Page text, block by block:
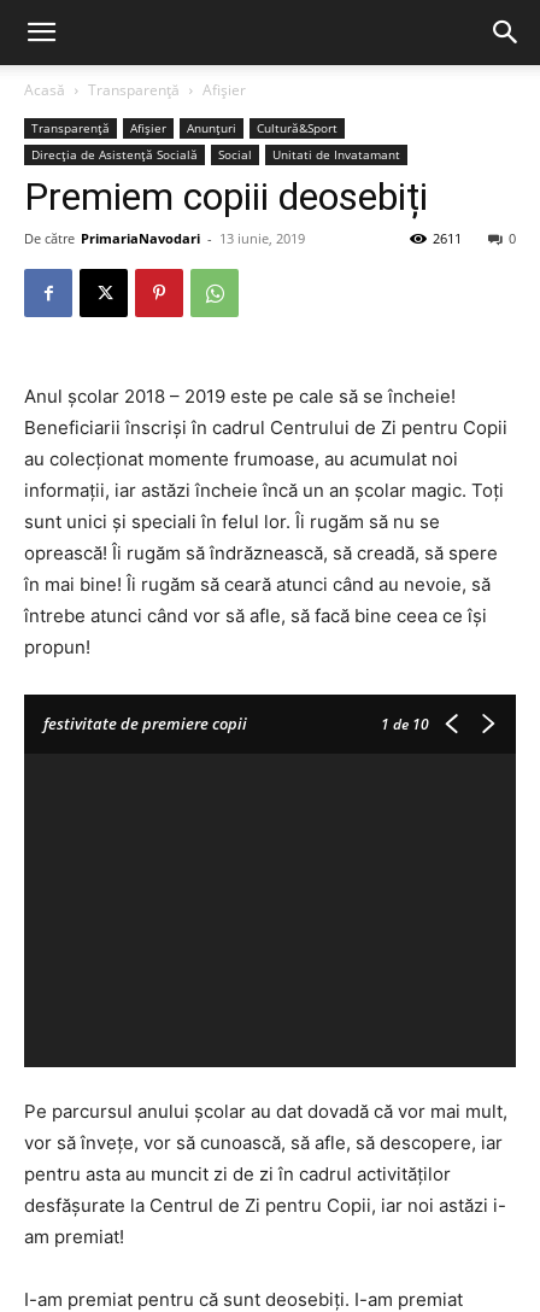
Acasă Transparență Afișier
Transparență Afișier Anunțuri
Cultură&Sport
Direcția de Asistență Socială
Social Unitati de Invatamant
Premiem copiii deosebiți
De către PrimariaNavodari - 13 iunie, 2019 0
2611
Anul școlar 2018 – 2019 este pe cale să se încheie!
Beneficiarii înscriși în cadrul Centrului de Zi pentru Copii
au colecționat momente frumoase, au acumulat noi
informații, iar astăzi încheie încă un an școlar magic. Toți
sunt unici și speciali în felul lor. Îi rugăm să nu se
oprească! Îi rugăm să îndrăznească, să creadă, să spere
în mai bine! Îi rugăm să ceară atunci când au nevoie, să
întrebe atunci când vor să afle, să facă bine ceea ce își
propun!
festivitate de premiere copii 1 de 10
Pe parcursul anului școlar au dat dovadă că vor mai mult,
vor să învețe, vor să cunoască, să afle, să descopere, iar
pentru asta au muncit zi de zi în cadrul activităților
desfășurate la Centrul de Zi pentru Copii, iar noi astăzi i-
am premiat!
I-am premiat pentru că sunt deosebiți. I-am premiat